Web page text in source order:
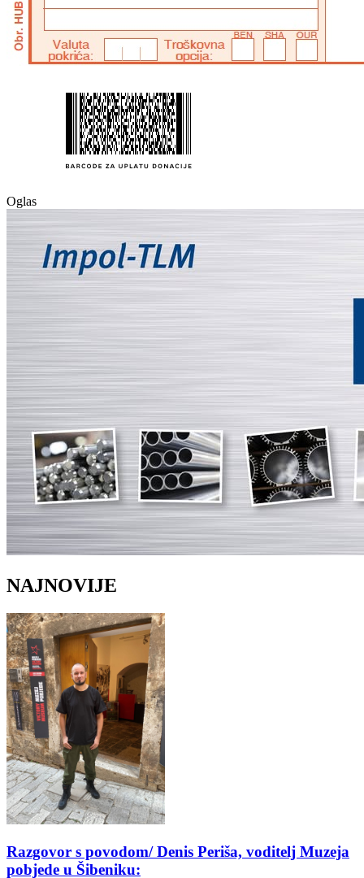
Oglas
NAJNOVIJE
Razgovor s povodom/ Denis Periša, voditelj Muzeja
pobjede u Šibeniku: